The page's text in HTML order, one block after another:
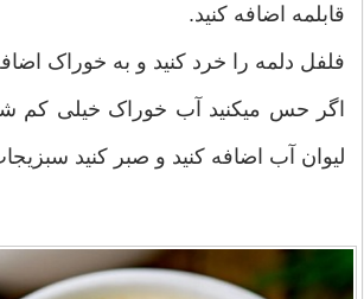
قابلمه اضافه کنید.
فلفل دلمه را خرد کنید و به خوراک
اگر حس میکنید آب خوراک خیلی کم
لیوان آب اضافه کنید و صبر کنید